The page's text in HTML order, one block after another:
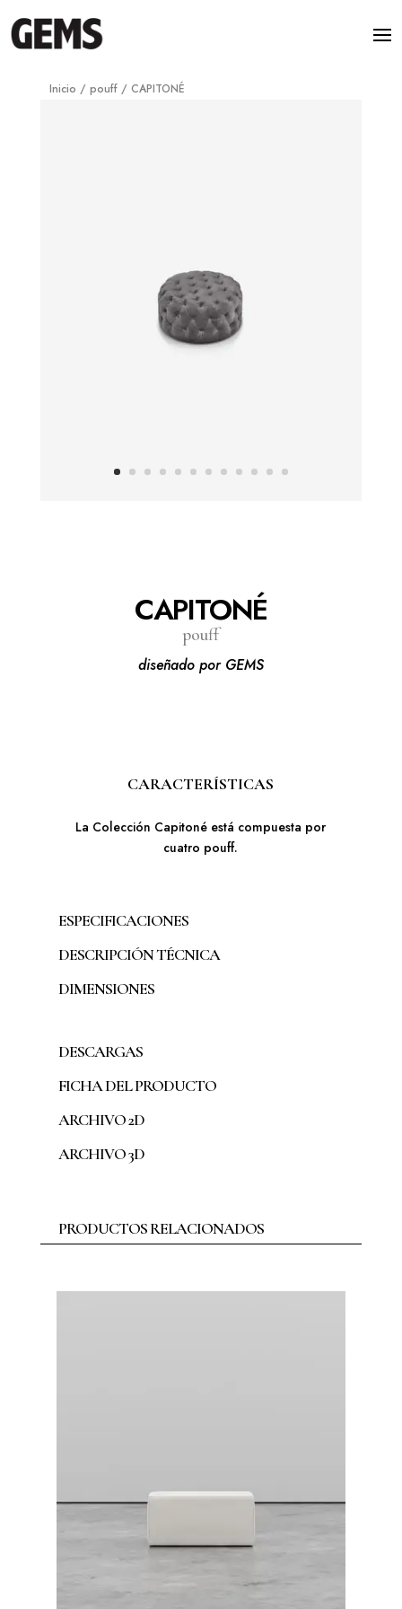
Inicio / pouff/ CAPITONÉ
CAPITONÉ
pouff
diseñado por GEMS
CARACTERÍSTICAS
La Colección Capitoné está compuesta por
cuatro pouff.
ESPECIFICACIONES
DESCRIPCIÓN TÉCNICA
DIMENSIONES
DESCARGAS
FICHA DEL PRODUCTO
ARCHIVO 2D
ARCHIVO 3D
PRODUCTOS RELACIONADOS